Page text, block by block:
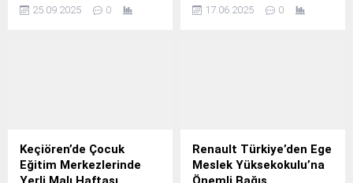
Güvende Kal’ projesi
Güvende Kal’ projesi
Yaşam Merkezi’nde görme
25.09.2025 0
Atölyeleri için 2025-
17.06.2025 0
Keçiören’de Çocuk
Eğitim Merkezlerinde
Renault Türkiye’den Ege
Meslek Yüksekokulu’na